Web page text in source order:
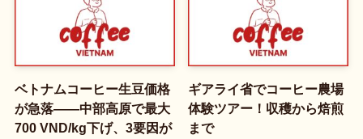
ベトナムコーヒー生豆価格
が急落——中部高原で最大
700 VND/kg下げ、3要因が
ギアライ省でコーヒー農場
体験ツアー！収穫から焙煎
まで